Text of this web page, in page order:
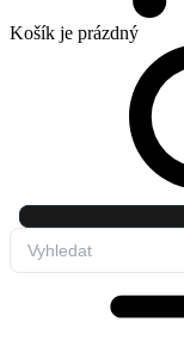
Košík je prázdný